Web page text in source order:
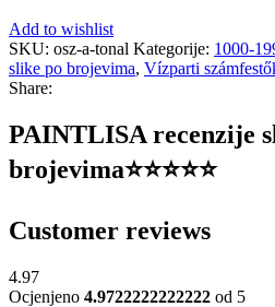
Add to wishlist
SKU: osz-a-tonal Kategorije: 1000-
slike po brojevima, Vízparti
Share:
PAINTLISA recenzije
brojevima⭐️⭐️⭐️⭐️⭐️
Customer reviews
4.97
Ocjenjeno 4.9722222222222 od 5